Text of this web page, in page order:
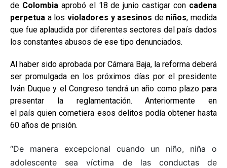
de Colombiaaprobó el 18 de junio castigar con cadena
perpetua a los violadores y asesinos de niños, medida
que fue aplaudida por diferentes sectores del país dados
los constantes abusos de ese tipo denunciados.
Al haber sido aprobada por Cámara Baja, la reforma deberá
ser promulgada en los próximos días por el presidente
Iván Duque y el Congreso tendrá un año como plazo para
presentar la reglamentación. Anteriormente en
el país quien cometiera esos delitos podía obtener hasta
60 años de prisión.
“De manera excepcional cuando un niño, niña o
adolescente sea víctima de las conductas de